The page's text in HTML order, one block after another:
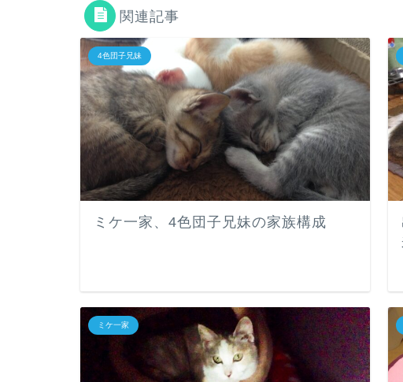
関連記事
4色団子兄妹
ミケ一家、4色団子兄妹の家族構成
ミケ一家